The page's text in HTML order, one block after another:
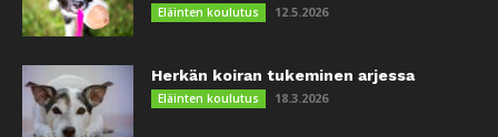
Eläinten koulutus 12.5.2026
Herkän koiran tukeminen arjessa
Eläinten koulutus 18.3.2026